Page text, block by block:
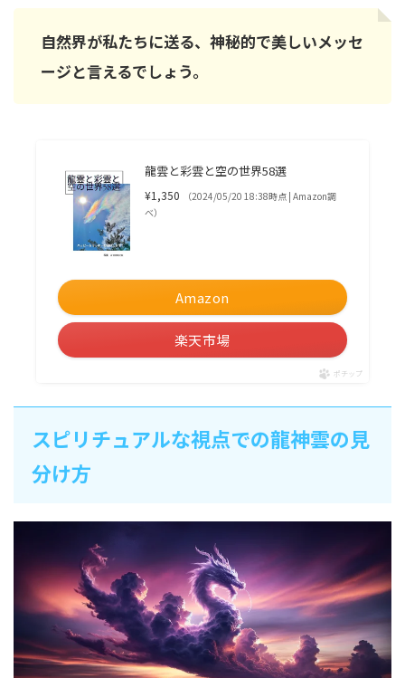
自然界が私たちに送る、神秘的で美しいメッセ
ージと言えるでしょう。
龍雲と彩雲と空の世界58選
¥1,350
（2024/05/20 18:38時点 | Amazon調
べ）
Amazon
楽天市場
ポチップ
スピリチュアルな視点での龍神雲の見
分け方